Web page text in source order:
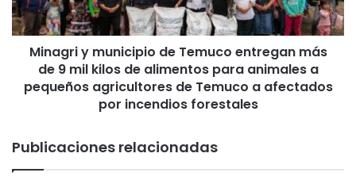
o
r
n
y
m
i
o
Minagri y municipio de Temuco entregan más
de 9 mil kilos de alimentos para animales a
pequeños agricultores de Temuco a afectados
por incendios forestales
Publicaciones relacionadas